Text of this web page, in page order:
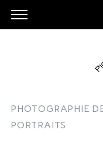
PHOTOGRAPHIE
PORTRAITS